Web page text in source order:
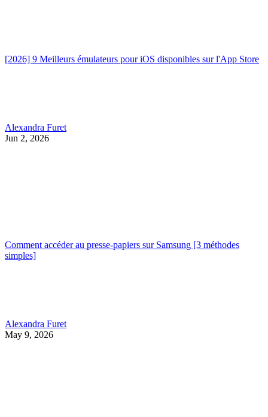
[2026] 9 Meilleurs émulateurs pour iOS disponibles sur l'App Store
Alexandra Furet
Jun 2, 2026
Comment accéder au presse-papiers sur Samsung [3 méthodes
simples]
Alexandra Furet
May 9, 2026